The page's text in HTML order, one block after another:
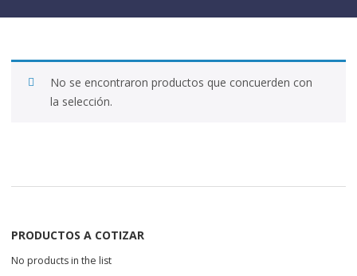
No se encontraron productos que concuerden con
la selección.
PRODUCTOS A COTIZAR
No products in the list